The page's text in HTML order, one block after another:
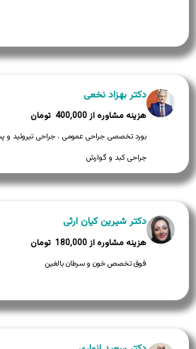
دکتر بهزاد نخعی
400,000
بورد تخصصی جراحی عمومی ، جراحی تیروئید و
جراحی کبد و گوارش
دکتر شیرین کیان ارثی
180,000
فوق تخصص خون و سرطان بالغین